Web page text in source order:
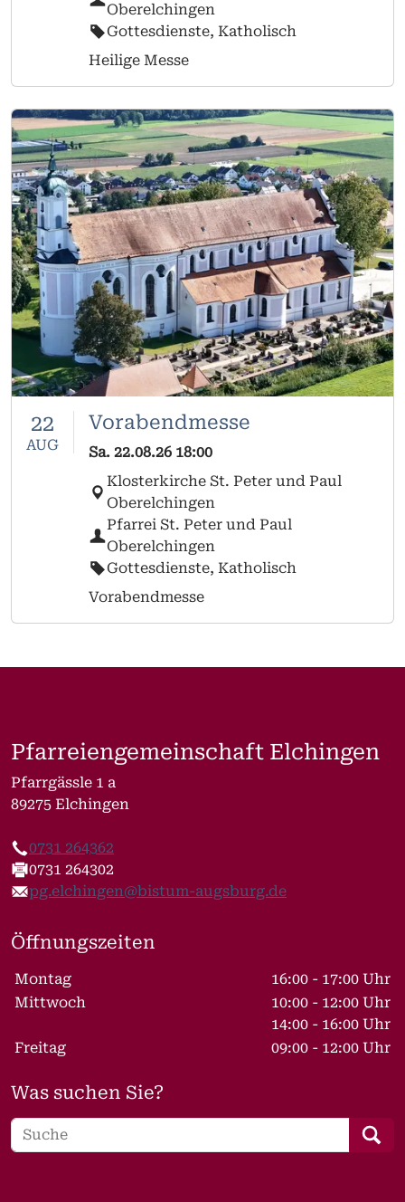
Oberelchingen
Gottesdienste, Katholisch
Heilige Messe
22
AUG
Vorabendmesse
Sa. 22.08.26 18:00
Klosterkirche St. Peter und Paul
Oberelchingen
Pfarrei St. Peter und Paul
Oberelchingen
Gottesdienste, Katholisch
Vorabendmesse
Pfarreiengemeinschaft Elchingen
Pfarrgässle 1 a
89275 Elchingen
Telefon
0731 264362
Fax
0731 264302
E-Mail
pg.elchingen@bistum-augsburg.de
Öffnungszeiten
Wochentage / Monate
Öffnungszeiten / Hinweise
Montag
16:00 - 17:00 Uhr
Mittwoch
10:00 - 12:00 Uhr
14:00 - 16:00 Uhr
Freitag
09:00 - 12:00 Uhr
Was suchen Sie?